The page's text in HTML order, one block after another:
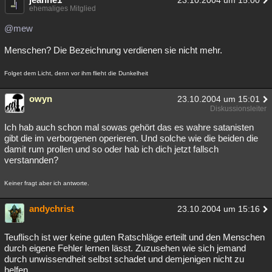
ehemaliges Mitglied
@mew
Menschen? Die Bezeichnung verdienen sie nicht mehr.
Folget dem Licht, denn vor ihm flieht die Dunkelheit
owyn 23.10.2004 um 15:01
Diskussionsleiter
Ich hab auch schon mal sowas gehört das es wahre satanisten
gibt die im verborgenen operieren. Und solche wie die beiden die
damit rum prollen und so oder hab ich dich jetzt fallsch
verstannden?
Keiner fragt aber ich antworte.
andychrist 23.10.2004 um 15:16
Teuflisch ist wer keine guten Ratschläge erteilt und den Menschen
durch eigene Fehler lernen lässt. Zuzusehen wie sich jemand
durch unwissendheit selbst schadet und demjenigen nicht zu
helfen.